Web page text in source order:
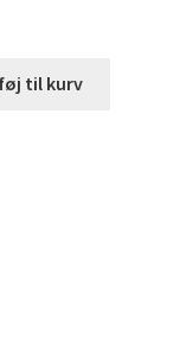
til kurv